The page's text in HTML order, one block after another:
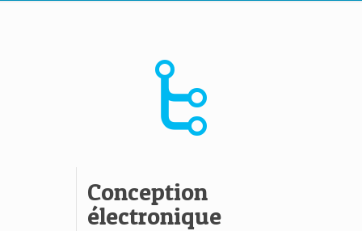
Conception
électronique